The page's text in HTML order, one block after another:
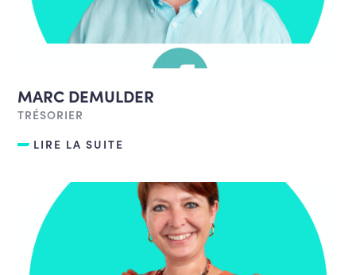
MARC DEMULDER
TRÉSORIER
LIRE LA SUITE